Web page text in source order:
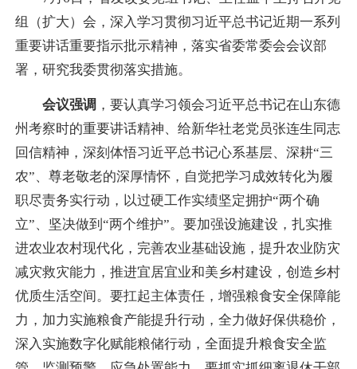
组（扩大）会，深入学习贯彻习近平总书记近期一系列
重要讲话重要指示批示精神，落实省委常委会会议部
署，研究我委贯彻落实措施。
会议强调 ，要认真学习领会习近平总书记在山东德
州考察时的重要讲话精神、给新华社老党员张连生同志
回信精神，深刻体悟习近平总书记心系基层、深耕“三
农”、尊老敬老的深厚情怀，自觉把学习成效转化为履
职尽责务实行动，以过硬工作实绩坚定拥护“两个确
立”、坚决做到“两个维护”。要加强设施建设，扎实推
进农业农村现代化，完善农业基础设施，提升农业防灾
减灾救灾能力，推进宜居宜业和美乡村建设，创造乡村
优质生活空间。要扛起主体责任，增强粮食安全保障能
力，加力实施粮食产能提升行动，全力做好保供稳价，
深入实施数字化赋能粮储行动，全面提升粮食安全监